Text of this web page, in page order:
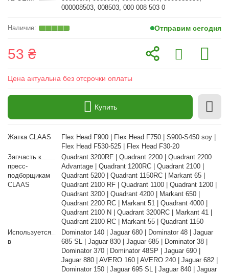
000008503, 008503, 000 008 503 0
Отправим сегодня
53 ₴
Цена актуальна без отсрочки оплаты
Купить
Жатка CLAAS
Flex Head F900 | Flex Head F750 | S900-S450 soy |
Flex Head F530-525 | Flex Head F30-20
Запчасть к
пресс-
подборщикам
CLAAS
Quadrant 3200RF | Quadrant 2200 | Quadrant 2200
Advantage | Quadrant 1200RC | Quadrant 2100 |
Quadrant 5200 | Quadrant 1150RC | Markant 65 |
Quadrant 2100 RF | Quadrant 1100 | Quadrant 1200 |
Quadrant 3200 | Quadrant 4200 | Markant 650 |
Quadrant 2200 RC | Markant 51 | Quadrant 4000 |
Quadrant 2100 N | Quadrant 3200RC | Markant 41 |
Quadrant 2100 RC | Markant 55 | Quadrant 1150
Используется
в
Dominator 140 | Jaguar 680 | Dominator 48 | Jaguar
685 SL | Jaguar 830 | Jaguar 685 | Dominator 38 |
Dominator 370 | Dominator 48SP | Jaguar 690 |
Jaguar 880 | AVERO 160 | AVERO 240 | Jaguar 682 |
Dominator 150 | Jaguar 695 SL | Jaguar 840 | Jaguar